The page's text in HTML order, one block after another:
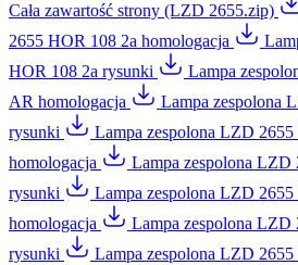
Cała zawartość strony (LZD 2655.zip)
2655 HOR 108 2a homologacja
HOR 108 2a rysunki
Lampa
AR homologacja
Lampa zespolona
rysunki
Lampa zespolona LZD 2655
homologacja
Lampa zespolona LZD
rysunki
Lampa zespolona LZD
homologacja
Lampa zespolona
rysunki
Lampa zespolona LZD